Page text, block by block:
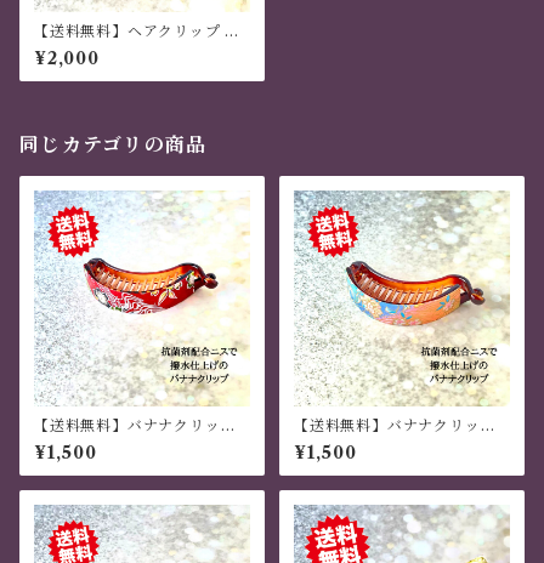
【送料無料】ヘアクリップ 大
きめ しっかり おしゃれ 金属製
和風 薔薇 ハンドメイド サーモ
ンピンク
¥2,000
同じカテゴリの商品
【送料無料】バナナクリップ
アーチ型 桜がそよ風に舞う
茶色 薄いラメ 現代千代
紙・和紙
¥1,500
【送料無料】バナナクリップ
アーチ型 桜と鶴 虹色 グラ
デーション 現代千代紙・和
紙
¥1,500